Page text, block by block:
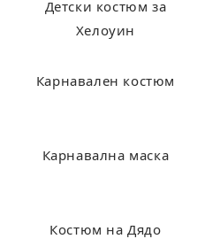
Детски костюм за
Хелоуин
Карнавален костюм
Карнавална маска
Костюм на Дядо